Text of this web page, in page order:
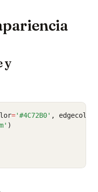
y
='#4C72B0' , edgecolor
)